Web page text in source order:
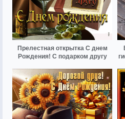
Прелестная открытка С днем
Рождения! С подарком другу